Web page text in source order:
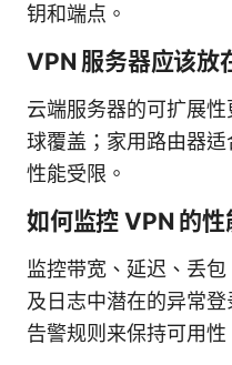
钥和端点。
VPN 服务器应该放
云端服务器的可扩展
球覆盖；家用路由器
性能受限。
如何监控 VPN 的性
监控带宽、延迟、丢
及日志中潜在的异常
告警规则来保持可用性